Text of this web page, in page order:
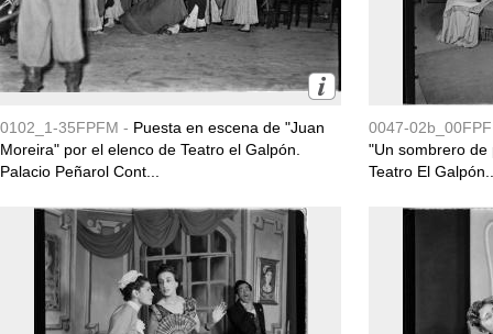
0102_1-35FPFM - Puesta en escena de "Juan
Moreira" por el elenco de Teatro el Galpón.
Palacio Peñarol Cont...
0047-
"Un sombrero de
Teatro El